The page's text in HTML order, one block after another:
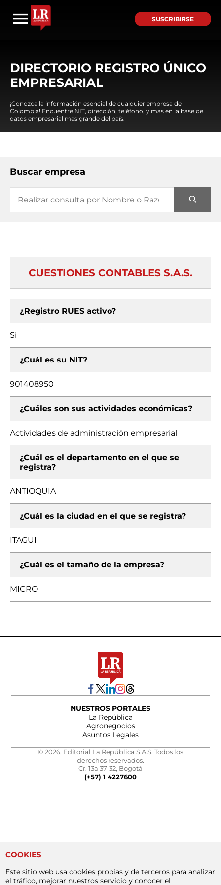
SUSCRIBIRSE
DIRECTORIO REGISTRO ÚNICO
EMPRESARIAL
¡Conozca la información esencial de cualquier empresa de
Colombia! Encuentre NIT, dirección, teléfono, y mas en la base de
datos empresarial mas grande del país.
Buscar empresa
CUESTIONES CONTABLES S.A.S.
¿Registro RUES activo?
Si
¿Cuál es su NIT?
901408950
¿Cuáles son sus actividades económicas?
Actividades de administración empresarial
¿Cuál es el departamento en el que se
registra?
ANTIOQUIA
¿Cuál es la ciudad en el que se registra?
ITAGUI
¿Cuál es el tamaño de la empresa?
MICRO
NUESTROS PORTALES
La República
Agronegocios
Asuntos Legales
© 2026, Editorial La República S.A.S. Todos los
derechos reservados.
Cr. 13a 37-32, Bogotá
(+57) 1 4227600
COOKIES
Este sitio web usa cookies propias y de terceros para analizar
el tráfico, mejorar nuestros servicio y conocer el